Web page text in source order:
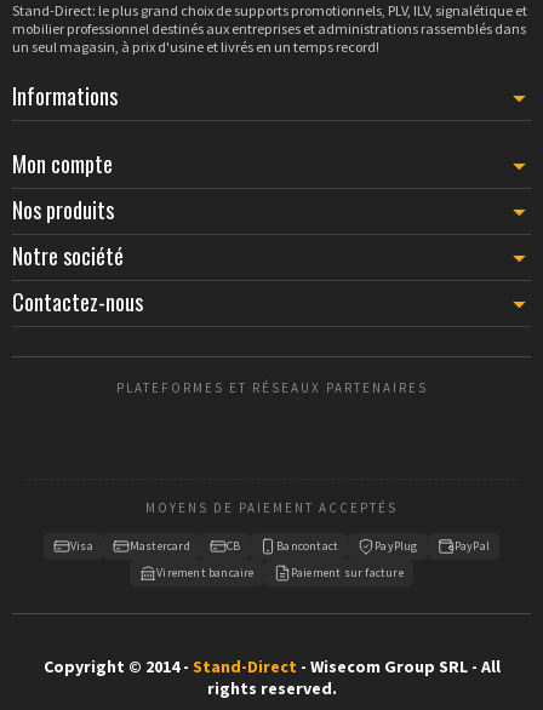
Stand-Direct: le plus grand choix de supports promotionnels, PLV, ILV, signalétique et
mobilier professionnel destinés aux entreprises et administrations rassemblés dans
un seul magasin, à prix d'usine et livrés en un temps record!
Informations
Mon compte
Nos produits
Notre société
Contactez-nous
PLATEFORMES ET RÉSEAUX PARTENAIRES
MOYENS DE PAIEMENT ACCEPTÉS
Visa Mastercard CB Bancontact PayPlug
PayPal
Virement bancaire
Paiement sur facture
Copyright © 2014 - Stand-Direct - Wisecom Group SRL - All
rights reserved.